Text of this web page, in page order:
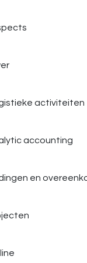
activiteiten
accounting
en